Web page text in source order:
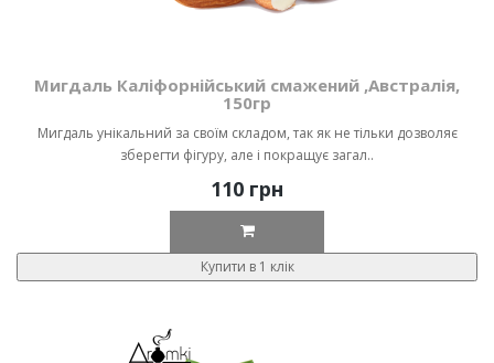
Мигдаль Каліфорнійський смажений ,Австралія,
150гр
Мигдаль унікальний за своїм складом, так як не тільки дозволяє
зберегти фігуру, але і покращує загал..
110 грн
Купити в 1 клік